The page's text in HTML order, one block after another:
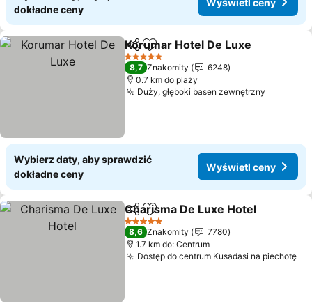
dokładne ceny
Udostępnij
Dodaj do ulubionych
Korumar Hotel De Luxe
5 Kategoria
8,7 Znakomity
6248
0.7 km do plaży
Duży, głęboki basen zewnętrzny
Wybierz daty, aby sprawdzić
dokładne ceny
Wyświetl ceny
Udostępnij
Dodaj do ulubionych
Charisma De Luxe Hotel
5 Kategoria
8,6 Znakomity
7780
1.7 km do: Centrum
Dostęp do centrum Kusadasi na piechotę